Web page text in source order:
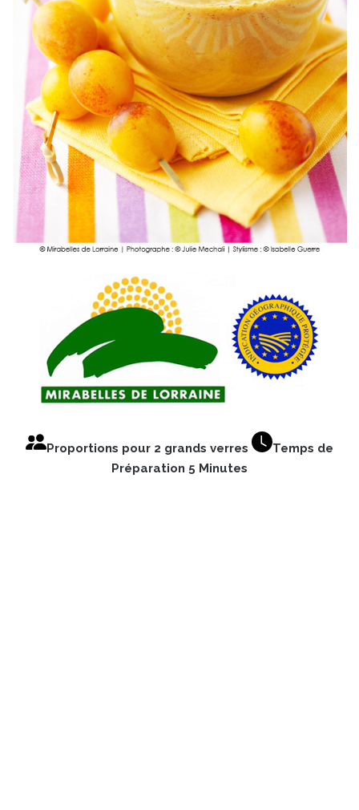
Proportions pour 2 grands verres
Temps de
Préparation 5 Minutes